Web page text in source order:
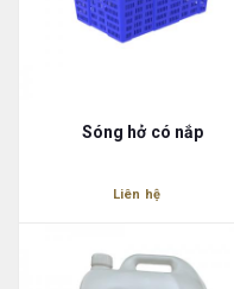
Sóng hở có nắp
Liên hệ